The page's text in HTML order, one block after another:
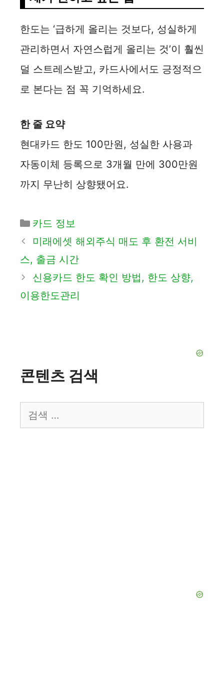
한도는 ‘급하게 올리는 것보다, 성실하게
관리하면서 자연스럽게 올리는 것’이 훨씬
덜 스트레스받고, 카드사에서도 긍정적으
로 본다는 점 꼭 기억하세요.
한 줄 요약
현대카드 한도 100만원, 성실한 사용과
자동이체 등록으로 3개월 만에 300만원
까지 무난히 상향됐어요.
카
테
리
카드 정보
미래에셋 해외주식 매도 후 환전 서비
스, 출금 시간
신용카드 한도 확인 방법, 한도 상향,
이용한도관리
콘텐츠 검색
색: